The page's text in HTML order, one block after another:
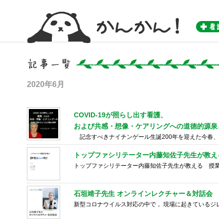
2020年6月
COVID-19が照らし出す看護、
および共感・想像・ケアリングへの道徳的源
記念すべきナイチンゲール生誕200年を迎えた今春
トップファシリテーター内藤知佐子先生が
トップファシリテーター内藤知佐子先生が教える 授
石垣靖子先生 オンラインレクチャー＆対話
新型コロナウイルス対応の中で， 現場に起きているジ